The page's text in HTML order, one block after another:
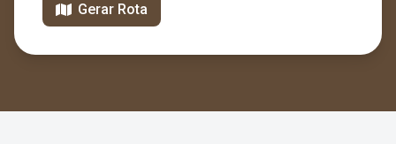
Gerar Rota